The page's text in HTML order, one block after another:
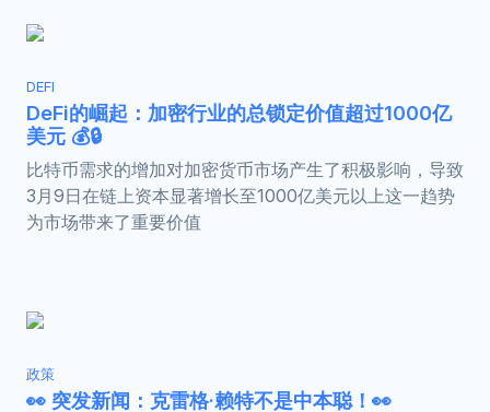
DEFI
DeFi的崛起：加密行业的总锁定价值超过1000亿
美元 💰🔒
比特币需求的增加对加密货币市场产生了积极影响，导致
3月9日在链上资本显著增长至1000亿美元以上这一趋势
为市场带来了重要价值
政策
👀 突发新闻：克雷格·赖特不是中本聪！👀